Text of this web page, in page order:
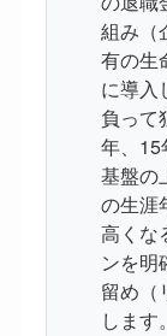
組み（
有の生
に導入
負って
年、15
基盤の
の生涯
高くな
ンを明
留め（
します。